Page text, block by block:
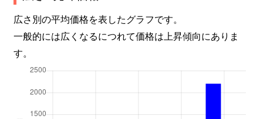
広さ別の平均価格を表したグラフです。
一般的には広くなるにつれて価格は上昇傾向にありま
す。